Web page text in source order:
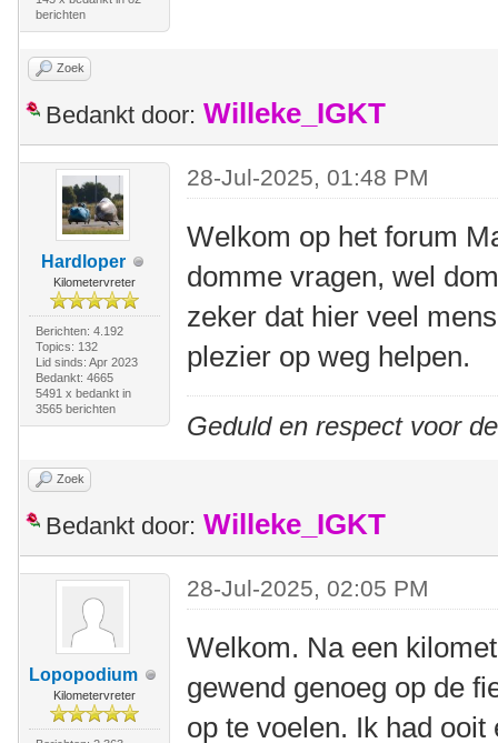
berichten
Zoek
Bedankt door: Willeke_IGKT
Hardloper
Kilometervreter
Berichten: 4.192
Topics: 132
Lid sinds: Apr 2023
Bedankt: 4665
5491 x bedankt in
3565 berichten
28-Jul-2025, 01:48 PM
Welkom op het forum
domme vragen, wel
zeker dat hier veel
plezier op weg helpen.
Geduld en respect voor
Zoek
Bedankt door: Willeke_IGKT
Lopopodium
Kilometervreter
28-Jul-2025, 02:05 PM
Welkom. Na een
gewend genoeg op de
op te voelen. Ik had